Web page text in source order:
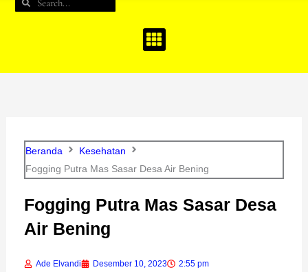
Beranda
Kesehatan
Fogging Putra Mas Sasar Desa Air Bening
Fogging Putra Mas Sasar Desa
Air Bening
Ade Elvandi Desember 10, 2023 2:55 pm